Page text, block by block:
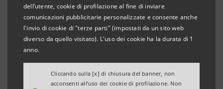
dell’utente, cookie di profilazione al fine di inviare
comunicazioni pubblicitarie personalizzate e consente anche
l'invio di cookie di "terze parti" (impostati da un sito web
diverso da quello visitato). L'uso dei cookie ha la durata di 1
anno.
Cliccando sulla [x] di chiusura del banner, non
acconsenti all’uso dei cookie di profilazione. Non
STAMPA AGGIORNA
La cerimonia a Washington nel corso del IMF /
Worldbank 2008
• Migliore banca italiana nelle categorie “The